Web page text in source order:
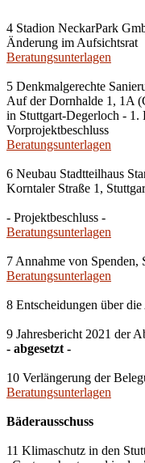
4 Stadion NeckarPark
Änderung im Aufsichtsrat
Beratungsunterlagen
5 Denkmalgerechte
Auf der Dornhalde 1, 1A
in Stuttgart-Degerloch - 1.
Vorprojektbeschluss
Beratungsunterlagen
6 Neubau Stadtteilhaus
Korntaler Straße 1,
- Projektbeschluss -
Beratungsunterlagen
7 Annahme von Spenden,
Beratungsunterlagen
8 Entscheidungen über
9 Jahresbericht 2021 der
- abgesetzt -
10 Verlängerung der
Beratungsunterlagen
Bäderausschuss
11 Klimaschutz in den